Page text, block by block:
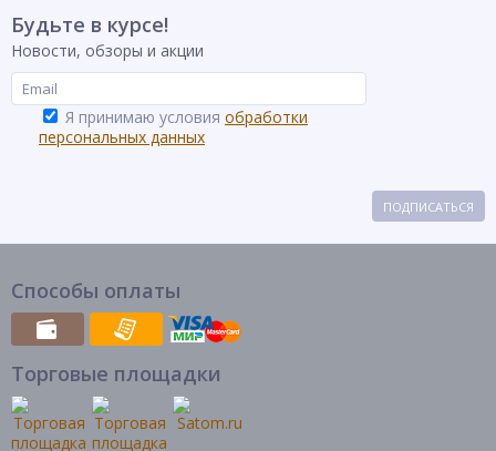
Будьте в курсе!
Новости, обзоры и акции
Я принимаю условия обработки
персональных данных
ПОДПИСАТЬСЯ
Способы оплаты
Торговые площадки